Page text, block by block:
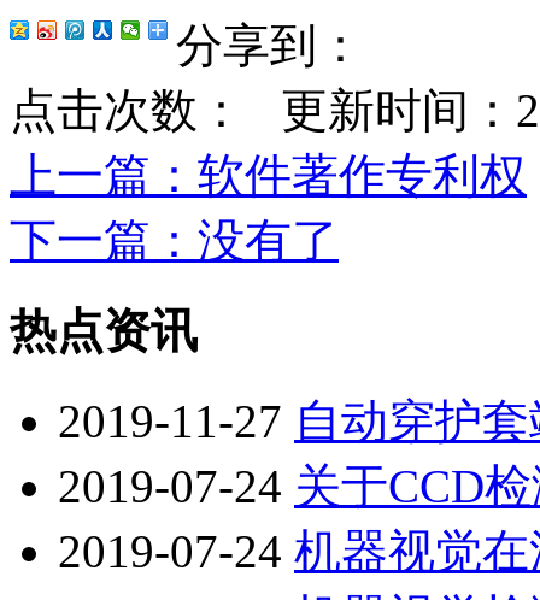
分享到：
点击次数：
更新时间：
上一篇 ：软件著作专利权
下一篇 ：没有了
热点资讯
2019-11-27 自动穿护
2019-07-24 关于CCD
2019-07-24 机器视觉